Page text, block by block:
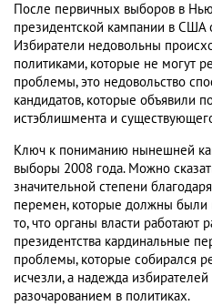
После первичных выборов в
президентской кампании в США
Избиратели недовольны
политиками, которые не могут
проблемы, это недовольство
кандидатов, которые объявили
истэблишмента и
Ключ к пониманию нынешней
выборы 2008 года. Можно
значительной степени
перемен, которые должны были
то, что органы власти работают
президентства кардинальные
проблемы, которые собирался
исчезли, а надежда
разочарованием в политиках.